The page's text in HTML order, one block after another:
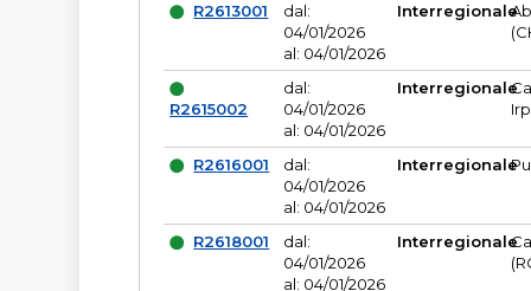
R2613001
dal:
04/01/2026
al: 04/01/2026
Interregionale
R2615002
dal:
04/01/2026
al: 04/01/2026
Interregionale
R2616001
dal:
04/01/2026
al: 04/01/2026
Interregionale
R2618001
dal:
04/01/2026
al: 04/01/2026
Interregionale